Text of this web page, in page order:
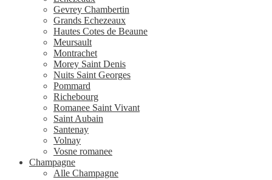
Gevrey Chambertin
Grands Echezeaux
Hautes Cotes de Beaune
Meursault
Montrachet
Morey Saint Denis
Nuits Saint Georges
Pommard
Richebourg
Romanee Saint Vivant
Saint Aubain
Santenay
Volnay
Vosne romanee
Champagne
Alle Champagne